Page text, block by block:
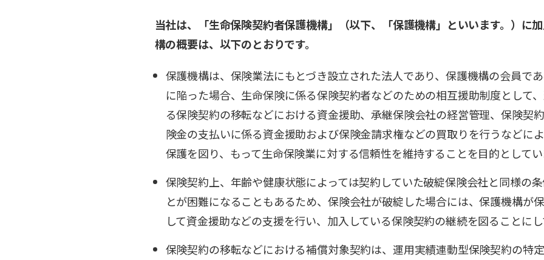
当社は、「生命保険契約者保護機構」（以下、「保護機構」といいます。）に
構の概要は、以下のとおりです。
保護機構は、保険業法にもとづき設立された法人であり、保護機構の会員で
に陥った場合、生命保険に係る保険契約者などのための相互援助制度として
る保険契約の移転などにおける資金援助、承継保険会社の経営管理、保険契
険金の支払いに係る資金援助および保険金請求権などの買取りを行うなどに
保護を図り、もって生命保険業に対する信頼性を維持することを目的としてい
保険契約上、年齢や健康状態によっては契約していた破綻保険会社と同様の
とが困難になることもあるため、保険会社が破綻した場合には、保護機構が
して資金援助などの支援を行い、加入している保険契約の継続を図ることにし
保険契約の移転などにおける補償対象契約は、運用実績連動型保険契約の特